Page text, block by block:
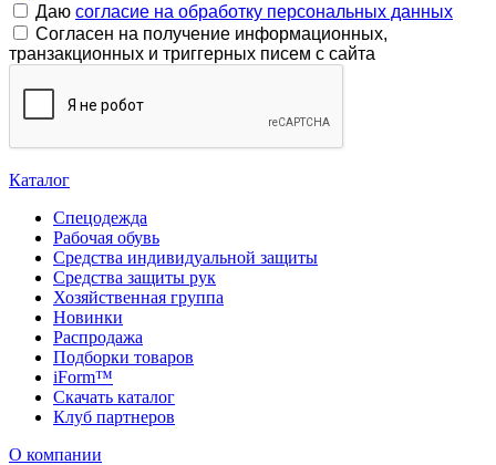
Даю согласие на обработку персональных данных
Согласен на получение информационных,
транзакционных и триггерных писем с сайта
Каталог
Спецодежда
Рабочая обувь
Средства индивидуальной защиты
Средства защиты рук
Хозяйственная группа
Новинки
Распродажа
Подборки товаров
iForm™
Скачать каталог
Клуб партнеров
О компании